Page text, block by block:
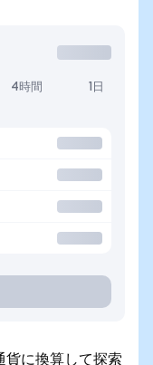
4時間 1日
に換算して探索